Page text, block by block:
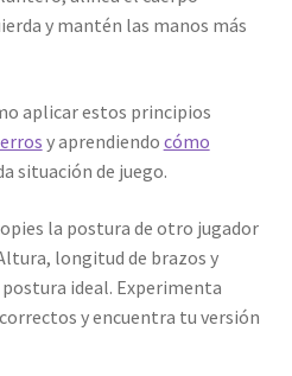
y mantén las manos más
aplicar estos principios
y aprendiendo cómo
situación de juego.
la postura de otro jugador
longitud de brazos y
ideal. Experimenta
y encuentra tu versión